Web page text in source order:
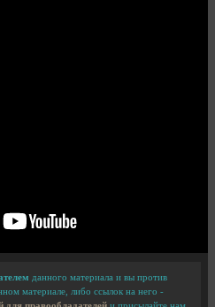
данного материала и вы против
материале, либо ссылок на него -